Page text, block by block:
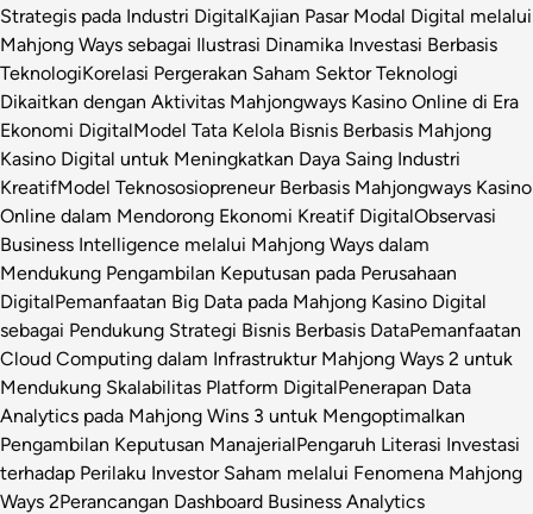
Strategis pada Industri DigitalKajian Pasar Modal Digital melalui
Mahjong Ways sebagai Ilustrasi Dinamika Investasi Berbasis
TeknologiKorelasi Pergerakan Saham Sektor Teknologi
Dikaitkan dengan Aktivitas Mahjongways Kasino Online di Era
Ekonomi DigitalModel Tata Kelola Bisnis Berbasis Mahjong
Kasino Digital untuk Meningkatkan Daya Saing Industri
KreatifModel Teknososiopreneur Berbasis Mahjongways Kasino
Online dalam Mendorong Ekonomi Kreatif DigitalObservasi
Business Intelligence melalui Mahjong Ways dalam
Mendukung Pengambilan Keputusan pada Perusahaan
DigitalPemanfaatan Big Data pada Mahjong Kasino Digital
sebagai Pendukung Strategi Bisnis Berbasis DataPemanfaatan
Cloud Computing dalam Infrastruktur Mahjong Ways 2 untuk
Mendukung Skalabilitas Platform DigitalPenerapan Data
Analytics pada Mahjong Wins 3 untuk Mengoptimalkan
Pengambilan Keputusan ManajerialPengaruh Literasi Investasi
terhadap Perilaku Investor Saham melalui Fenomena Mahjong
Ways 2Perancangan Dashboard Business Analytics